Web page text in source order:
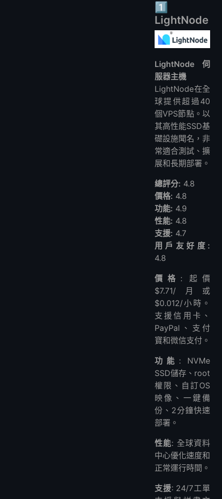
1️⃣
LightNode
LightNode 伺
服器主機
LightNode在全
球提供超過40
個VPS節點。以
其高性能SSD基
礎設施聞名，非
常適合測試、擴
展和長期部署。
總評分: 4.8
價格: 4.8
功能: 4.9
性能: 4.8
支援: 4.7
用戶友好度:
4.8
價格 : 起價
$7.71/月或
$0.012/小時。
支援信用卡、
PayPal、支付
寶和微信支付。
功能 : NVMe
SSD儲存、root
權限、自訂OS
映像、一鍵備
份、2分鐘快速
部署。
性能: 全球資料
中心優化速度和
正常運行時間。
支援: 24/7工單